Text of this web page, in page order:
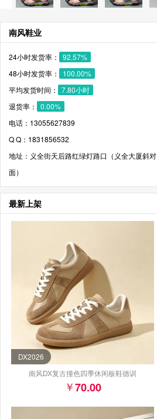
南风鞋业
24小时发货率：
92.57%
48小时发货率：
100.00%
平均发货时间：
7.80小时
退货率：
0.00%
电话：13055627839
Q Q：1831856532
地址：义全街天后路红绿灯路口（义全大厦斜对
面）
最新上架
DX2026
南风DX复古撞色四季休闲板鞋德训
70.00